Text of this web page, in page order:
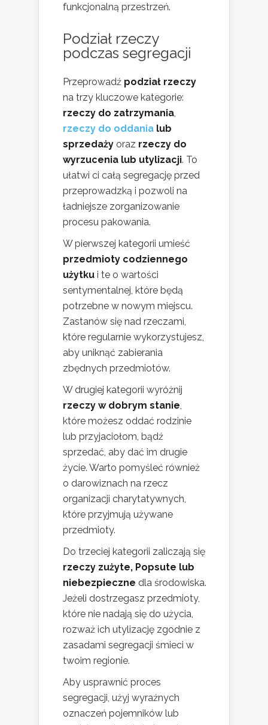
funkcjonalną przestrzeń.
Podział rzeczy
podczas segregacji
Przeprowadź podział rzeczy
na trzy kluczowe kategorie:
rzeczy do zatrzymania,
rzeczy do oddania lub
sprzedaży oraz rzeczy do
wyrzucenia lub utylizacji. To
ułatwi ci całą segregację przed
przeprowadzką i pozwoli na
ładniejsze zorganizowanie
procesu pakowania.
W pierwszej kategorii umieść
przedmioty codziennego
użytku i te o wartości
sentymentalnej, które będą
potrzebne w nowym miejscu.
Zastanów się nad rzeczami,
które regularnie wykorzystujesz,
aby uniknąć zabierania
zbędnych przedmiotów.
W drugiej kategorii wyróżnij
rzeczy w dobrym stanie,
które możesz oddać rodzinie
lub przyjaciołom, bądź
sprzedać, aby dać im drugie
życie. Warto pomyśleć również
o darowiznach na rzecz
organizacji charytatywnych,
które przyjmują używane
przedmioty.
Do trzeciej kategorii zaliczają się
rzeczy zużyte, Popsute lub
niebezpieczne dla środowiska.
Jeżeli dostrzegasz przedmioty,
które nie nadają się do użycia,
rozważ ich utylizację zgodnie z
zasadami segregacji śmieci w
twoim regionie.
Aby usprawnić proces
segregacji, użyj wyraźnych
oznaczeń pojemników lub